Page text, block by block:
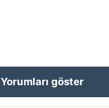
Yorumları göster